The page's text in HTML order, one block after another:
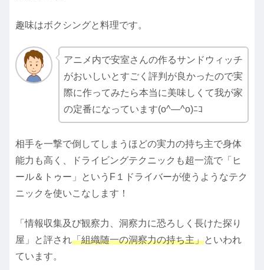
趣味はボクシングと料理です。
アニメ内で安室さんの作るサンドウィッチ
がおいしいとすごく評判が良かったので実
際に作ってみたら本当に美味しくて我が家
の定番になっています(o^―^o)ﾆｺ
相手を一撃で倒してしまうほどの実力の持ち主で身体
能力も高く、ドライビングテクニックも超一流で「ヒ
ール＆トゥー」というF１ドライバーが使うようなテク
ニックを使いこなします！
「情報収集及び観察力、洞察力に恐ろしく長けた探り
屋」と評され「組織随一の洞察力の持ち主」といわれ
ています。